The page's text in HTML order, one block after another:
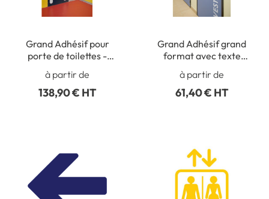
Grand Adhésif pour
porte de toilettes -
Gamme Trend - H 1600
x L 830 mm
à partir de
138,90 € HT
Grand Adhésif grand
format avec texte
vertical - Gamme
Century
à partir de
61,40 € HT